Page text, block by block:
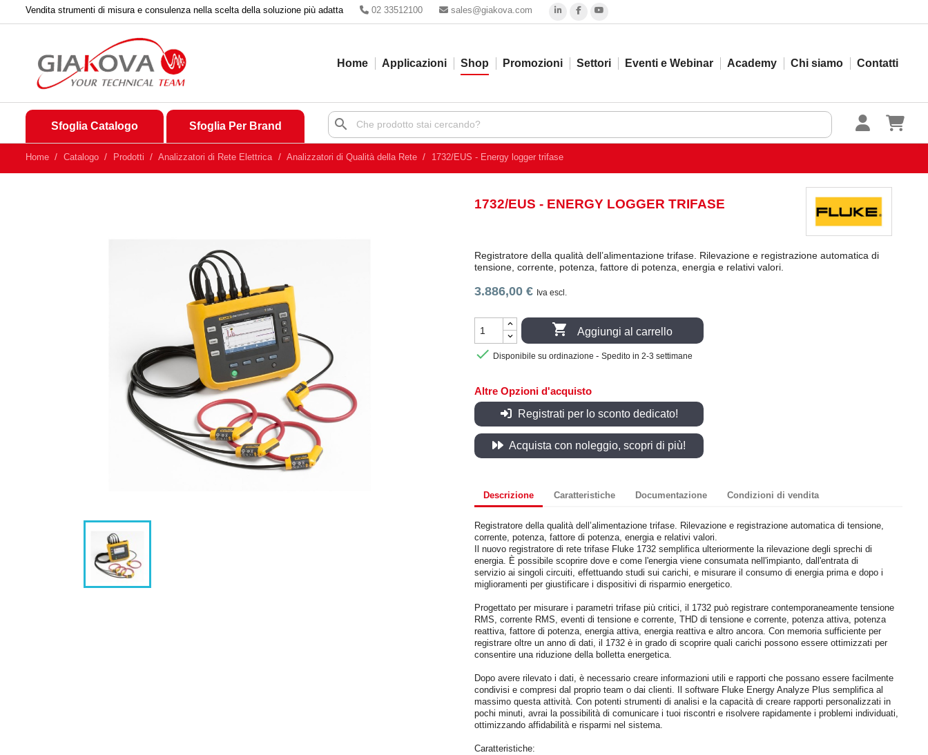
Vendita strumenti di misura e consulenza nella scelta della soluzione più adatta 02 33512100 sales@giakova.com
Home Applicazioni Shop Promozioni Settori Eventi e Webinar Academy Chi siamo Contatti
Sfoglia Catalogo Sfoglia Per Brand search
Home Catalogo Prodotti Analizzatori di Rete Elettrica Analizzatori di Qualità della Rete 1732/EUS - Energy logger trifase
1732/EUS - ENERGY LOGGER TRIFASE
Registratore della qualità dell’alimentazione trifase. Rilevazione e registrazione automatica di
tensione, corrente, potenza, fattore di potenza, energia e relativi valori.
3.886,00 € Iva escl.
 Aggiungi al carrello
 Disponibile su ordinazione - Spedito in 2-3 settimane
Altre Opzioni d'acquisto
Registrati per lo sconto dedicato!
Acquista con noleggio, scopri di più!
Descrizione Caratteristiche Documentazione Condizioni di vendita
Registratore della qualità dell’alimentazione trifase. Rilevazione e registrazione automatica di tensione,
corrente, potenza, fattore di potenza, energia e relativi valori.
Il nuovo registratore di rete trifase Fluke 1732 semplifica ulteriormente la rilevazione degli sprechi di
energia. È possibile scoprire dove e come l'energia viene consumata nell'impianto, dall'entrata di
servizio ai singoli circuiti, effettuando studi sui carichi, e misurare il consumo di energia prima e dopo i
miglioramenti per giustificare i dispositivi di risparmio energetico.
Progettato per misurare i parametri trifase più critici, il 1732 può registrare contemporaneamente tensione
RMS, corrente RMS, eventi di tensione e corrente, THD di tensione e corrente, potenza attiva, potenza
reattiva, fattore di potenza, energia attiva, energia reattiva e altro ancora. Con memoria sufficiente per
registrare oltre un anno di dati, il 1732 è in grado di scoprire quali carichi possono essere ottimizzati per
consentire una riduzione della bolletta energetica.
Dopo avere rilevato i dati, è necessario creare informazioni utili e rapporti che possano essere facilmente
condivisi e compresi dal proprio team o dai clienti. Il software Fluke Energy Analyze Plus semplifica al
massimo questa attività. Con potenti strumenti di analisi e la capacità di creare rapporti personalizzati in
pochi minuti, avrai la possibilità di comunicare i tuoi riscontri e risolvere rapidamente i problemi individuati,
ottimizzando affidabilità e risparmi nel sistema.
Caratteristiche: